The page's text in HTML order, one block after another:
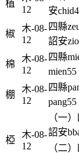
植
12
安
椒
木-08-
12
四縣
詔安
棉
木-08-
12
四縣
棚
木-08-
12
四縣
椏
木-08-
12
（一
詔安
（二